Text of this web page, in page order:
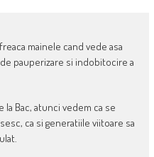
mainele cand vede asa
pauperizare si indobitocire a
la Bac, atunci vedem ca se
ca si generatiile viitoare sa